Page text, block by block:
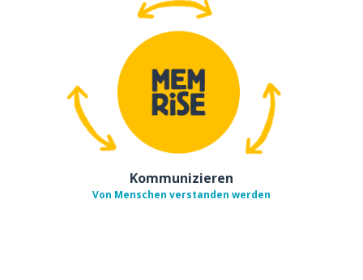
Kommunizieren
Von Menschen verstanden werden